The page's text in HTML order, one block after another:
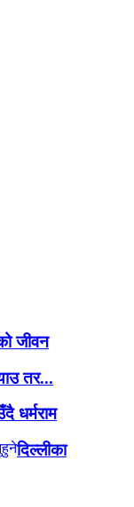
जीवन
तर...
धर्मराम
दिल्लीका